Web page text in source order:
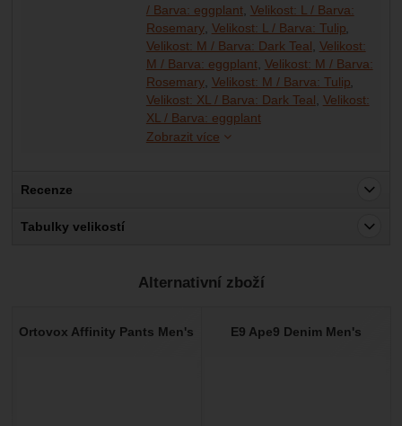
/ Barva: eggplant Velikost: L / Barva:
Rosemary Velikost: L / Barva: Tulip
Velikost: M / Barva: Dark Teal Velikost:
M / Barva: eggplant Velikost: M / Barva:
Rosemary Velikost: M / Barva: Tulip
Velikost: XL / Barva: Dark Teal Velikost:
XL / Barva: eggplantVelikost: XL / Barva:
Velikost: XL / Barva: Tulip
Zobrazit více
Recenze
Nebyla přidána žádná recenze.
Tabulky velikostí
Alternativní zboží
Ortovox Affinity Pants Men's E9 Ape9 Denim Men's